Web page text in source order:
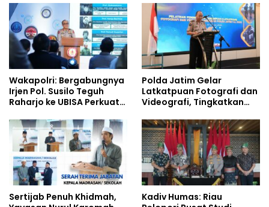
Siswa Sekolah Rakyat
Wakapolri: Bergabungnya
Irjen Pol. Susilo Teguh
Raharjo ke UBISA Perkuat
Studi Kepolisian
Polda Jatim Gelar
Latkatpuan Fotografi dan
Videografi, Tingkatkan
Era Digital
Sertijab Penuh Khidmah,
Kadiv Humas: Riau